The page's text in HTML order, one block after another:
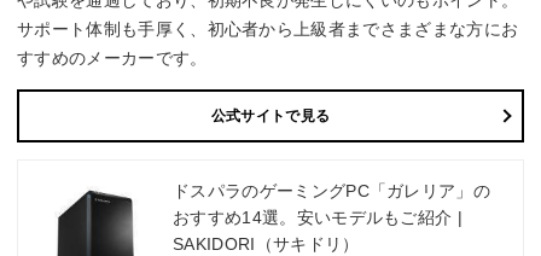
サポート体制も手厚く、初心者から上級者までさまざまな方にお
すすめのメーカーです。
公式サイトで見る
ドスパラのゲーミングPC「ガレリア」の
おすすめ14選。安いモデルもご紹介 |
SAKIDORI（サキドリ）